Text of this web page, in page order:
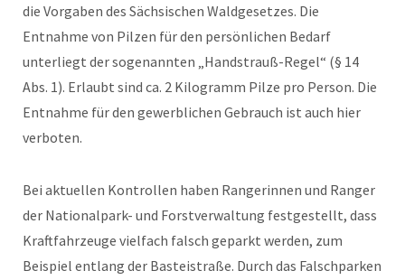
die Vorgaben des Sächsischen Waldgesetzes. Die
Entnahme von Pilzen für den persönlichen Bedarf
unterliegt der sogenannten „Handstrauß-Regel“ (§ 14
Abs. 1). Erlaubt sind ca. 2 Kilogramm Pilze pro Person. Die
Entnahme für den gewerblichen Gebrauch ist auch hier
verboten.
Bei aktuellen Kontrollen haben Rangerinnen und Ranger
der Nationalpark- und Forstverwaltung festgestellt, dass
Kraftfahrzeuge vielfach falsch geparkt werden, zum
Beispiel entlang der Basteistraße. Durch das Falschparken